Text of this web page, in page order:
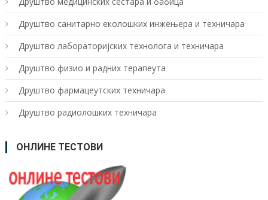
Друштво санитарно еколошких инжењера и техничара
Друштво лабoраторијских технолога и техничара
Друштво физио и радних терапеута
Друштво фармацеутских техничара
Друштво радиолошких техничара
ОНЛИНЕ ТЕСТОВИ